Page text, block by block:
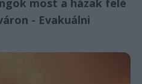
most a házak felé
- Evakuálni